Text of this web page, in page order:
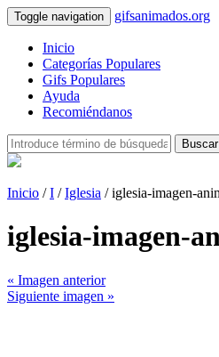
Toggle navigation gifsanimados.org
Inicio
Categorías Populares
Gifs Populares
Ayuda
Recomiéndanos
Buscar
Inicio /I /Iglesia / iglesia-imagen-
iglesia-imagen-
« Imagen anterior
Siguiente imagen »